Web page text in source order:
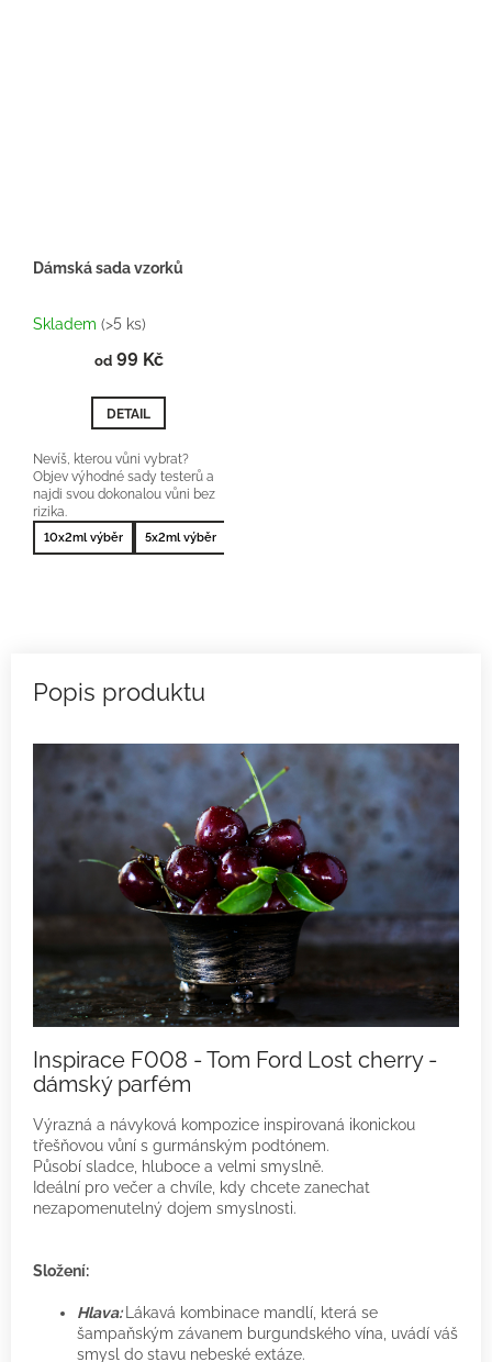
Dámská sada vzorků
hodnocení
je
z
5
Skladem (>5 ks)
od99 Kč
DETAIL
Nevíš, kterou vůni vybrat?
Objev výhodné sady testerů a
najdi svou dokonalou vůni bez
rizika.
10x2ml výběr 5x2ml výběr
Inspirace F008 - Tom Ford Lost cherry -
dámský parfém
Výrazná a návyková kompozice inspirovaná ikonickou
třešňovou vůní s gurmánským podtónem.
Působí sladce, hluboce a velmi smyslně.
Ideální pro večer a chvíle, kdy chcete zanechat
nezapomenutelný dojem smyslnosti.
Složení:
Hlava:
Lákavá kombinace mandlí, která se
šampaňským závanem burgundského vína, uvádí váš
smysl do stavu nebeské extáze.